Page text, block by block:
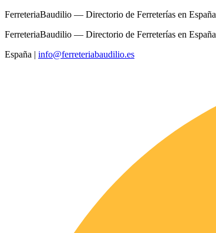
FerreteriaBaudilio — Directorio de Ferreterías en España
FerreteriaBaudilio — Directorio de Ferreterías en España
España | info@ferreteriabaudilio.es